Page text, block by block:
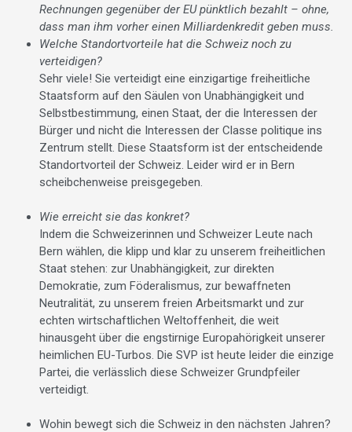
Rechnungen gegenüber der EU pünktlich bezahlt – ohne,
dass man ihm vorher einen Milliardenkredit geben muss.
Welche Standortvorteile hat die Schweiz noch zu
verteidigen?
Sehr viele! Sie verteidigt eine einzigartige freiheitliche
Staatsform auf den Säulen von Unabhängigkeit und
Selbstbestimmung, einen Staat, der die Interessen der
Bürger und nicht die Interessen der Classe politique ins
Zentrum stellt. Diese Staatsform ist der entscheidende
Standortvorteil der Schweiz. Leider wird er in Bern
scheibchenweise preisgegeben.
Wie erreicht sie das konkret?
Indem die Schweizerinnen und Schweizer Leute nach
Bern wählen, die klipp und klar zu unserem freiheitlichen
Staat stehen: zur Unabhängigkeit, zur direkten
Demokratie, zum Föderalismus, zur bewaffneten
Neutralität, zu unserem freien Arbeitsmarkt und zur
echten wirtschaftlichen Weltoffenheit, die weit
hinausgeht über die engstirnige Europahörigkeit unserer
heimlichen EU-Turbos. Die SVP ist heute leider die einzige
Partei, die verlässlich diese Schweizer Grundpfeiler
verteidigt.
Wohin bewegt sich die Schweiz in den nächsten Jahren?